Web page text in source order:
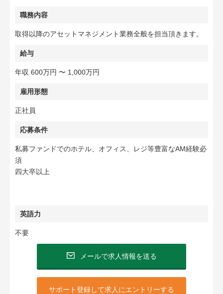
職務内容
取得以降のアセットマネジメント業務全般を担当頂きます。
給与
年収 600万円 〜 1,000万円
雇用形態
正社員
応募条件
私募ファンドでのホテル、オフィス、レジ等豊富なAM経験必
須
四大卒以上
英語力
不要
メールで求人情報を送る
サポート登録して求人にエントリーする